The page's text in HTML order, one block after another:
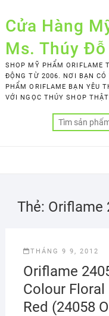
to
content
Cửa Hàng
Ms. Thúy
SHOP MỸ PHẨM ORIFLAME
ĐỘNG TỪ 2006. NƠI BẠN
PHẨM ORIFLAME BẠN YÊU
VỚI NGỌC THÚY SHOP
Thẻ: Oriflame
THÁNG 9 9, 2012
Oriflame
Colour
Red (24058